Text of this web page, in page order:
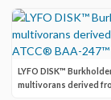
LYFO DISK™
multivorans derived